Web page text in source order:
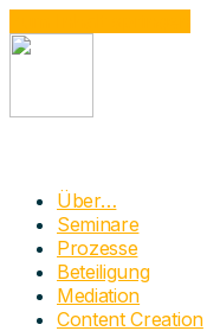
Moderation mit
Prozessbegleitung |
Bürgerrat
Über…
Seminare
Prozesse
Beteiligung
Mediation
Content Creation